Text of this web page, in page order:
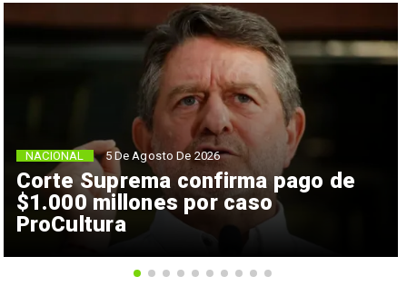
Corte Suprema confirma pago de
$1.000 millones por caso
ProCultura
NACIONAL 5 De Agosto De 2026